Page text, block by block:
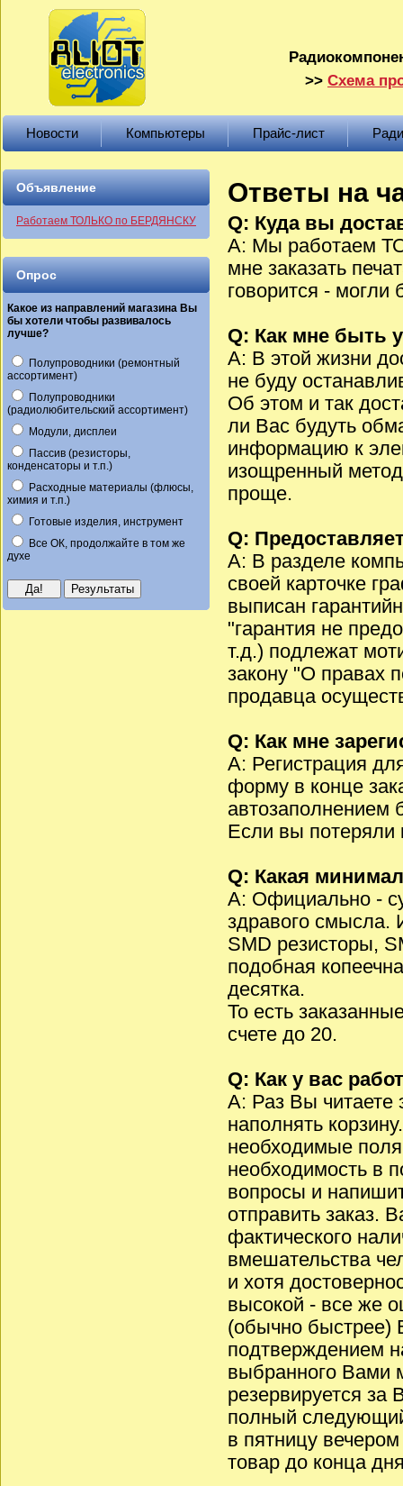
>> Схема
Новости Компьютеры Прайс-лист
Объявление
Работаем ТОЛЬКО по БЕРДЯНСКУ
Опрос
Какое из направлений магазина Вы
бы хотели чтобы развивалось
лучше?
Полупроводники (ремонтный
ассортимент)
Полупроводники
(радиолюбительский ассортимент)
Модули, дисплеи
Пассив (резисторы,
конденсаторы и т.п.)
Расходные материалы (флюсы,
химия и т.п.)
Готовые изделия, инструмент
Все ОК, продолжайте в том же
духе
Ответы на
Q: Куда вы
A: Мы работаем
мне заказать
говорится - могли
Q: Как мне быть
A: В этой жизни
не буду
Об этом и так
ли Вас будуть
информацию к
изощренный
проще.
Q:
A: В разделе
своей карточке
выписан
"гарантия не
т.д.) подлежат
закону "О правах
продавца
Q: Как мне
A: Регистрация
форму в конце
автозаполнением
Если вы потеряли
Q: Какая
A: Официально -
здравого смысла.
SMD резисторы,
подобная
десятка.
То есть
счете до 20.
Q: Как у вас
A: Раз Вы читаете
наполнять
необходимые
необходимость в
вопросы и
отправить заказ.
фактического
вмешательства
и хотя
высокой - все же
(обычно быстрее)
подтверждением
выбранного Вами
резервируется
полный
в пятницу
товар до конца